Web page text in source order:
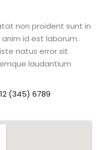
non proident sunt in
id est laborum.
natus error sit
laudantium
(345) 6789